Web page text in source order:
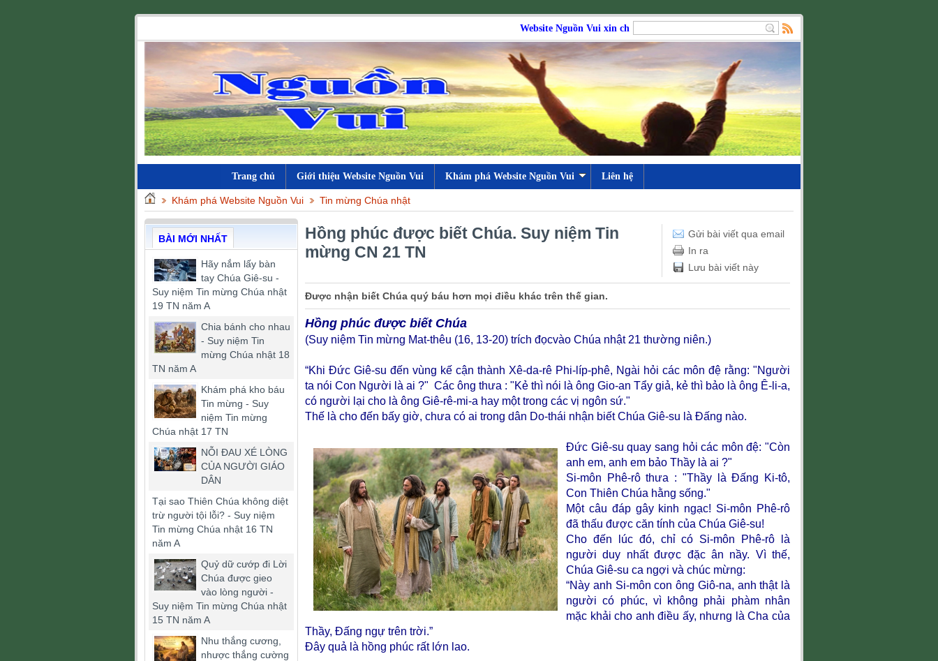
Website Nguồn Vui xin chào tất cả các bạn!
Trang chủ Giới thiệu Website Nguồn Vui Khám phá Website Nguồn Vui Liên hệ
Khám phá Website Nguồn Vui Tin mừng Chúa nhật
BÀI MỚI NHẤT
Hãy nắm lấy bàn
tay Chúa Giê-su -
Suy niệm Tin mừng Chúa nhật
19 TN năm A
Chia bánh cho nhau
- Suy niệm Tin
mừng Chúa nhật 18
TN năm A
Khám phá kho báu
Tin mừng - Suy
niệm Tin mừng
Chúa nhật 17 TN
NỖI ĐAU XÉ LÒNG
CỦA NGƯỜI GIÁO
DÂN
Tại sao Thiên Chúa không diệt
trừ người tội lỗi? - Suy niệm
Tin mừng Chúa nhật 16 TN
năm A
Quỷ dữ cướp đi Lời
Chúa được gieo
vào lòng người -
Suy niệm Tin mừng Chúa nhật
15 TN năm A
Nhu thắng cương,
nhược thắng cường
Gửi bài viết qua email
In ra
Lưu bài viết này
Hồng phúc được biết Chúa. Suy niệm Tin
mừng CN 21 TN
Được nhận biết Chúa quý báu hơn mọi điều khác trên thế gian.
Hồng phúc được biết Chúa
(Suy niệm Tin mừng Mat-thêu (16, 13-20) trích đọcvào Chúa nhật 21 thường niên.)
“Khi Đức Giê-su đến vùng kế cận thành Xê-da-rê Phi-líp-phê, Ngài hỏi các môn đệ rằng: "Người
ta nói Con Người là ai ?" Các ông thưa : "Kẻ thì nói là ông Gio-an Tẩy giả, kẻ thì bảo là ông Ê-li-a,
có người lại cho là ông Giê-rê-mi-a hay một trong các vị ngôn sứ."
Thế là cho đến bấy giờ, chưa có ai trong dân Do-thái nhận biết Chúa Giê-su là Đấng nào.
Đức Giê-su quay sang hỏi các môn đệ: "Còn
anh em, anh em bảo Thầy là ai ?"
Si-môn Phê-rô thưa : "Thầy là Đấng Ki-tô,
Con Thiên Chúa hằng sống."
Một câu đáp gây kinh ngạc! Si-môn Phê-rô
đã thấu được căn tính của Chúa Giê-su!
Cho đến lúc đó, chỉ có Si-môn Phê-rô là
người duy nhất được đặc ân nầy. Vì thế,
Chúa Giê-su ca ngợi và chúc mừng:
“Này anh Si-môn con ông Giô-na, anh thật là
người có phúc, vì không phải phàm nhân
mặc khải cho anh điều ấy, nhưng là Cha của
Thầy, Đấng ngự trên trời.”
Đây quả là hồng phúc rất lớn lao.